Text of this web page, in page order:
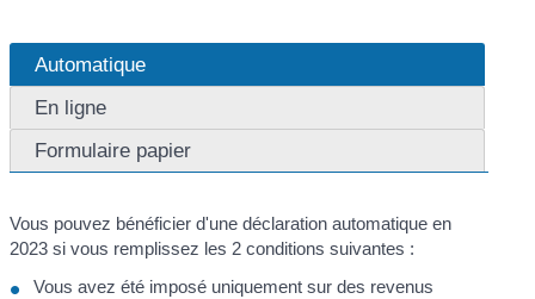
Automatique
En ligne
Formulaire papier
Vous pouvez bénéficier d'une déclaration automatique en
2023 si vous remplissez les 2 conditions suivantes :
Vous avez été imposé uniquement sur des revenus